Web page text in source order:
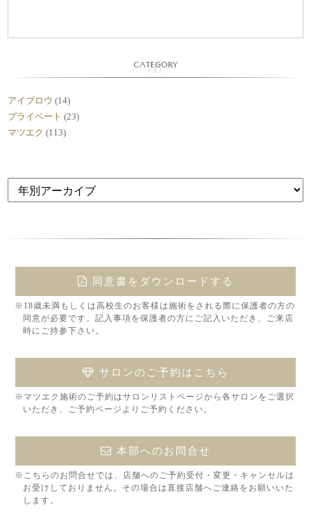
CATEGORY
アイブロウ (14)
プライベート (23)
マツエク (113)
同意書をダウンロードする
※18歳未満もしくは高校生のお客様は施術をされる際に保護者の方の
同意が必要です。記入事項を保護者の方にご記入いただき、ご来店
時にご持参下さい。
サロンのご予約はこちら
※マツエク施術のご予約はサロンリストページから各サロンをご選択
いただき、ご予約ページよりご予約ください。
本部へのお問合せ
※こちらのお問合せでは、店舗へのご予約受付・変更・キャンセルは
お受けしておりません。その場合は直接店舗へご連絡をお願いいた
します。